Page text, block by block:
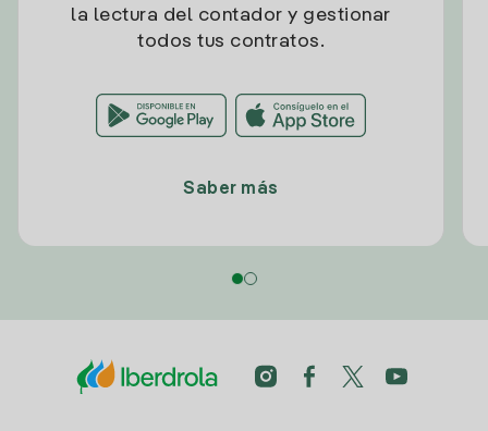
la lectura del contador y gestionar
todos tus contratos.
Saber más